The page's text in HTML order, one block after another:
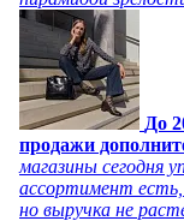
До
продажи
магазины сегодня
ассортимент
но выручка не